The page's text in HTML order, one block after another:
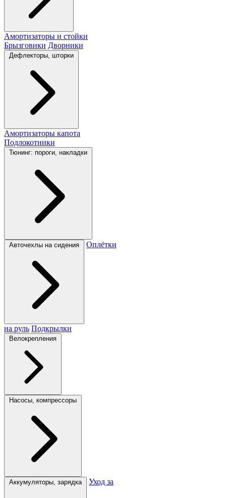
Амортизаторы и стойки
Брызговики Дворники
Дефлекторы, шторки
Амортизаторы капота
Подлокотники
Тюнинг: пороги, накладки
Авточехлы на сидения Оплётки
на руль Подкрылки
Велокрепления
Насосы, компрессоры
Аккумуляторы, зарядка Уход за